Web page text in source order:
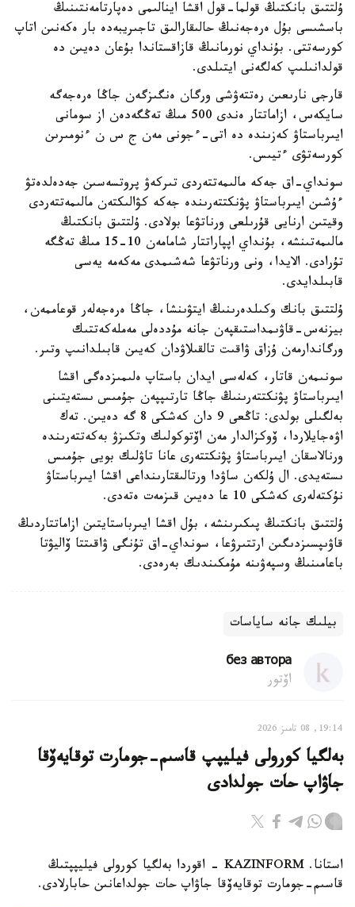
ۇلتتىق بانكتىڭ قولما-قول اقشا اينالىمى دەپارتامەنتىنىڭ
باسشىسى بۇل ەرەجەنىڭ حالىقارالىق تاجىريبەدە بار ەكەنىن اتاپ
كورسەتتى. بۇنداي نورمانىڭ قازاقستاندا بۇعان دەيىن دە
قولدانىلىپ كەلگەنى ايتىلدى.
قارجى نارىعىن رەتتەۋشى ورگان ەنگىزگەن جاڭا ەرەجەگە
سايكەس، ازاماتتار ەندى 500 مىڭ تەڭگەدەن از سومانى
ايىرباستاۋ كەزىندە دە اتى-ءجونى مەن ج س ن ءنومىرىن
كورسەتۋى ءتيىس.
سونداي-اق جەكە مالىمەتتەردى تىركەۋ پروتسەسىن جەدەلدەتۋ
ءۇشىن ايىرباستاۋ پۋنكتتەرىندە جەكە كۋالىكتەن مالىمەتتەردى
وقيتىن ارنايى قۇرىلعى ورناتۋعا بولادى. ۇلتتىق بانكتىڭ
مالىمەتىنشە، بۇنداي اپپاراتتار شامامەن 10-15 مىڭ تەڭگە
تۇرادى. الايدا، ونى ورناتۋعا شەشىمدى مەكەمە يەسى
قابىلدايدى.
ۇلتتىق بانك وكىلدەرىنىڭ ايتۋىنشا، جاڭا ەرەجەلەر قوعاممەن،
بيزنەس-قاۋىمداستىقپەن جانە مۇددەلى مەملەكەتتىك
ورگاندارمەن ۇزاق ۋاقىت تالقىلاۋدان كەيىن قابىلدانىپ وتىر.
سونىمەن قاتار، كەلەسى ايدان باستاپ ەلىمىزدەگى اقشا
ايىرباستاۋ پۋنكتتەرىنىڭ جاڭا تارتىپپەن جۇمىس ىستەيتىنى
بەلگىلى بولدى: تاڭعى 9 دان كەشكى 8 گە دەيىن. تەك
اۋەجايلاردا، ۆوكزالدار مەن اۆتوكولىك وتكىزۋ بەكەتتەرىندە
ورنالاسقان ايىرباستاۋ پۋنكتتەرى عانا تاۋلىك بويى جۇمىس
ىستەيدى. ال ۇلكەن ساۋدا ورتالىقتارىنداعى اقشا ايىرباستاۋ
نۇكتەلەرى كەشكى 10 عا دەيىن قىزمەت ەتەدى.
ۇلتتىق بانكتىڭ پىكىرىنشە، بۇل اقشا ايىرباستايتىن ازاماتتاردىڭ
قاۋىپسىزدىگىن ارتتىرۋعا، سونداي-اق تۇنگى ۋاقىتتا ۆاليۋتا
باعامىنىڭ وسپەۋىنە مۇمكىندىك بەرەدى.
بيلىك جانە ساياسات
без автора
اۆتور
19:14, 08 تامىز 2026
بەلگيا كورولى فيليپپ قاسىم-جومارت توقايەۆقا
جاۋاپ حات جولدادى
استانا. KAZINFORM - اقوردا بەلگيا كورولى فيليپپتىڭ
قاسىم-جومارت توقايەۆقا جاۋاپ حات جولداعانىن حابارلادى.